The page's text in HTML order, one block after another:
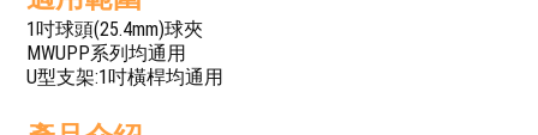
1吋球頭(25.4mm)球夾
MWUPP系列均通用
U型支架:1吋橫桿均通用